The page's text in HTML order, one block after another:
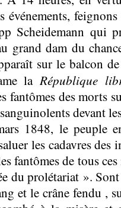
événements,
Scheidemann qui
grand dam du
sur le balcon
laRépublique
fantômes des morts
devant
1848, le peuple
les cadavres des
fantômes de tous
du prolétariat ».
et le crâne fendu ,